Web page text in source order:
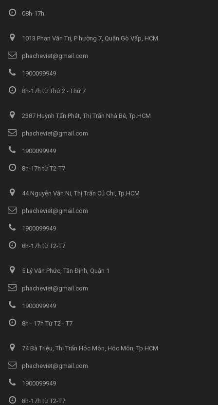
08h-17h
1013 Phan Văn Trị, P hường 7, Quận Gò Vấp, HCM
phacheviet@gmail.com
1900099949
8h-17h từ Thứ 2 - Thứ 7
2387 Huỳnh Tấn Phát, Thị Trấn Nhà Bè, Tp.HCM
phacheviet@gmail.com
1900099949
8h-17h từ T2-T7
44 Nguyễn Văn Ni, Thị Trấn Củ Chi, Tp.HCM
phacheviet@gmail.com
1900099949
8h-17h từ T2-T7
5 Lý Văn Phức, Tân Định, Quận 1
phacheviet@gmail.com
1900099949
8h - 17h Từ T2 - T7
74 Bà Triệu, Thị Trấn Hóc Môn, Hóc Môn, Tp.HCM
phacheviet@gmail.com
1900099949
8h-17h từ T2-T7